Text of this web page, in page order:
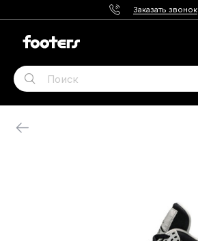
Заказать звонок